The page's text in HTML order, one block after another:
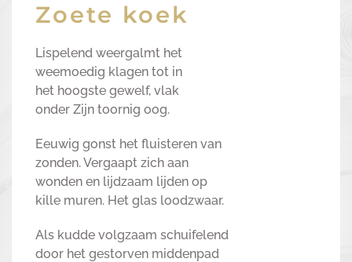
Zoete koek
Lispelend weergalmt het
weemoedig klagen tot in
het hoogste gewelf, vlak
onder Zijn toornig oog.
Eeuwig gonst het fluisteren van
zonden. Vergaapt zich aan
wonden en lijdzaam lijden op
kille muren. Het glas loodzwaar.
Als kudde volgzaam schuifelend
door het gestorven middenpad